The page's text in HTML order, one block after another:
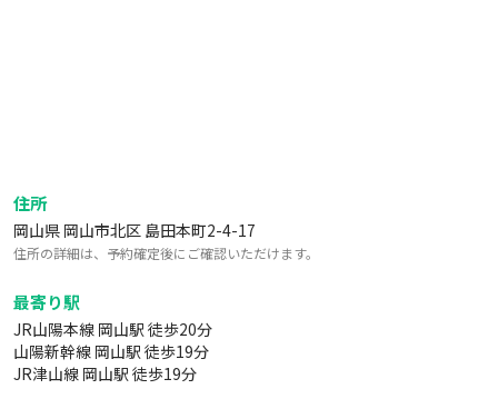
住所
岡山県 岡山市北区 島田本町2-4-17
住所の詳細は、予約確定後にご確認いただけます。
最寄り駅
JR山陽本線 岡山駅 徒歩20分
山陽新幹線 岡山駅 徒歩19分
JR津山線 岡山駅 徒歩19分